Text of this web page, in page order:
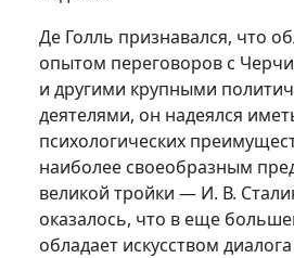
Де Голль признавался, что
опытом переговоров с
и другими крупными
деятелями, он надеялся
психологических
наиболее своеобразным
великой тройки — И. В.
оказалось, что в еще
обладает искусством